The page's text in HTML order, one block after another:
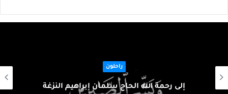
راحلون
إلى رحمة الله الحاج سلمان إبراهيم النزغة